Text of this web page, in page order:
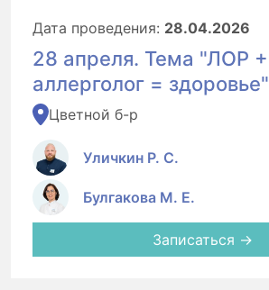
Дата проведения: 28.04.2026
28 апреля. Тема "ЛОР +
аллерголог = здоровье"
Цветной б-р
Уличкин Р. С.
Булгакова М. Е.
Записаться →